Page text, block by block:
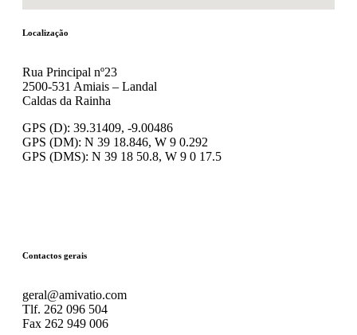
Localização
Rua Principal nº23
2500-531 Amiais – Landal
Caldas da Rainha
GPS (D): 39.31409, -9.00486
GPS (DM): N 39 18.846, W 9 0.292
GPS (DMS): N 39 18 50.8, W 9 0 17.5
Contactos gerais
geral@amivatio.com
Tlf. 262 096 504
Fax 262 949 006